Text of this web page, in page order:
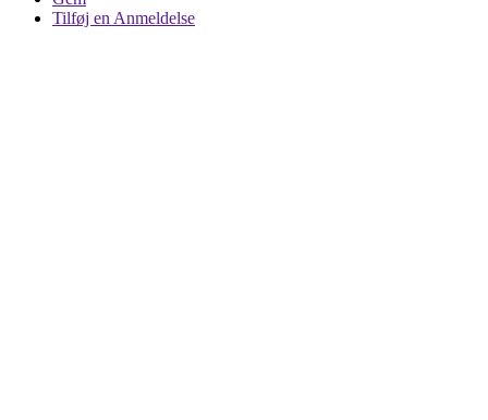
Tilføj en Anmeldelse